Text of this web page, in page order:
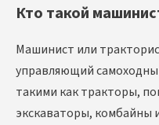
Кто такой
Машинист или
управляющий
такими как тракторы,
экскаваторы, комбайны